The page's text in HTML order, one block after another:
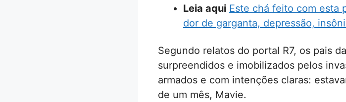
Leia aqui Este chá feito com esta
dor de garganta, depressão,
Segundo relatos do portal R7, os pais
surpreendidos e imobilizados pelos
armados e com intenções claras:
de um mês, Mavie.